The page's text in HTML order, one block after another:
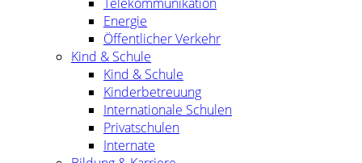
Energie
Öffentlicher Verkehr
Kind & Schule
Kind & Schule
Kinderbetreuung
Internationale Schulen
Privatschulen
Internate